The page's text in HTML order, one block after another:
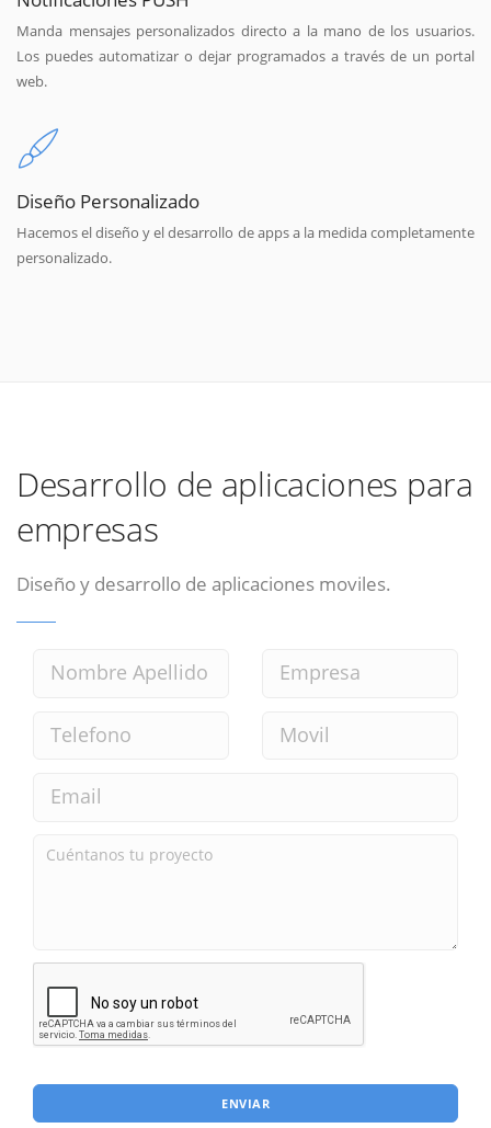
Manda mensajes personalizados directo a la mano de los usuarios.
Los puedes automatizar o dejar programados a través de un portal
web.
Diseño Personalizado
Hacemos el diseño y el desarrollo de apps a la medida completamente
personalizado.
Desarrollo de aplicaciones para
empresas
Diseño y desarrollo de aplicaciones moviles.
ENVIAR